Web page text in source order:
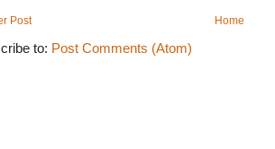
Post Home
to: Post Comments (Atom)